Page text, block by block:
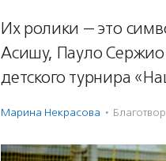
Их ролики — это
Асишу, Пауло
детского турнира
Марина Некрасова ·